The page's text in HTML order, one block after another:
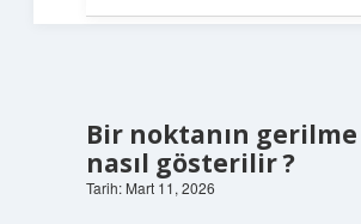
Bir noktanın
nasıl gösterilir ?
Tarih: Mart 11, 2026